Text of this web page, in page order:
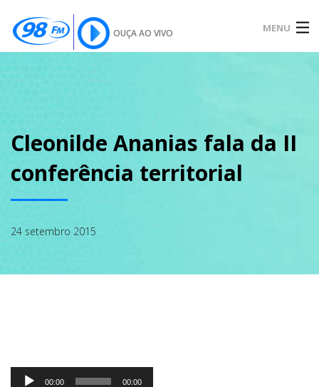
OUÇA AO VIVO MENU
SOBRE
Cleonilde Ananias fala da II
conferência territorial
24 setembro 2015
Tocador
00:00 00:00